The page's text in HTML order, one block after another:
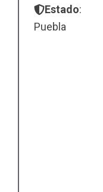
Estado:
Puebla